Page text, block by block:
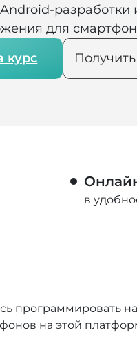
разработки
для
курс
в
программировать
на этой